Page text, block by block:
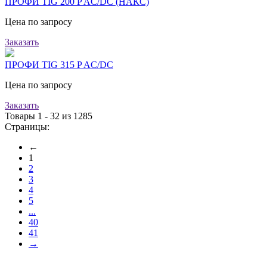
Цена по запросу
Заказать
ПРОФИ TIG 315 P AC/DC
Цена по запросу
Заказать
Товары 1 - 32 из 1285
Страницы:
←
1
2
3
4
5
...
40
41
→